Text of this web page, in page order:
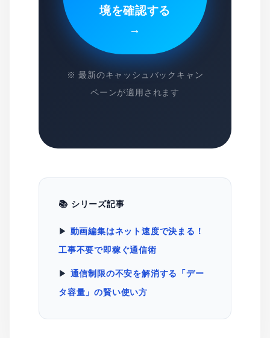
境を確認する
→
※ 最新のキャッシュバックキャン
ペーンが適用されます
📚 シリーズ記事
▶ 動画編集はネット速度で決まる！
工事不要で即稼ぐ通信術
▶ 通信制限の不安を解消する「デー
タ容量」の賢い使い方